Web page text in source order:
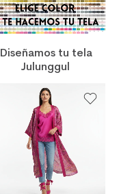
Diseñamos tu tela
Julunggul